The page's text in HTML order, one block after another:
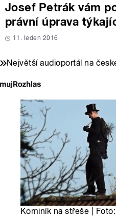
Josef Petrák vám
právní úprava
11. leden 2016
Největší audioportál na
Kominík na střeše |